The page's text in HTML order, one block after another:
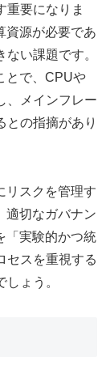
重要になりま
資源が必要であ
い課題です。
とで、CPUや
、メインフレー
との指摘があり
リスクを管理す
適切なガバナン
「実験的かつ統
セスを重視する
ょう。